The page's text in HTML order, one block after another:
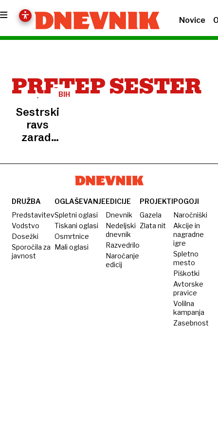
Novice
PRETEP SESTER
BIH
Sestrski
ravs
zaradi
oporoke
DRUŽBA
Predstavitev
Vodstvo
Dosežki
Sporočila za
javnost
OGLAŠEVANJE
Spletni oglasi
Tiskani oglasi
Osmrtnice
Mali oglasi
EDICIJE
Dnevnik
Nedeljski
dnevnik
Razvedrilo
Naročanje
edicij
PROJEKTI
Gazela
Zlata nit
POGOJI
Naročniški
Akcije in
nagradne
igre
Spletno
mesto
Piškotki
Avtorske
pravice
Volilna
kampanja
Zasebnost